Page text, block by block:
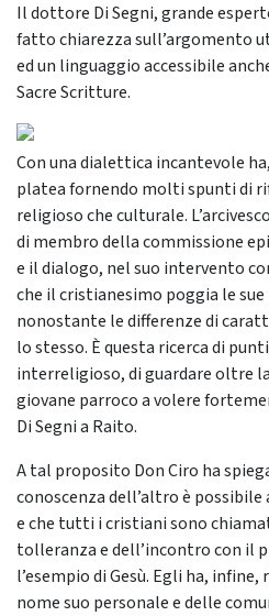
Il dottore Di Segni, grande
fatto chiarezza sull’argomento
ed un linguaggio accessibile
Sacre Scritture.
Con una dialettica incantevole
platea fornendo molti spunti di
religioso che culturale.
di membro della commissione
e il dialogo, nel suo intervento
che il cristianesimo poggia le sue
nonostante le differenze di
lo stesso. È questa ricerca di
interreligioso, di guardare oltre
giovane parroco a volere
Di Segni a Raito.
A tal proposito Don Ciro ha
conoscenza dell’altro è possibile
e che tutti i cristiani sono
tolleranza e dell’incontro con il
l’esempio di Gesù. Egli ha,
nome suo personale e delle